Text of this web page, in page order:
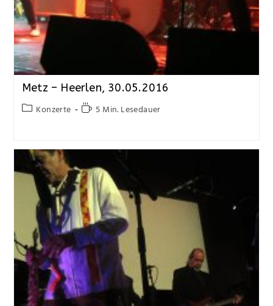
Metz – Heerlen, 30.05.2016
Konzerte 5 Min. Lesedauer